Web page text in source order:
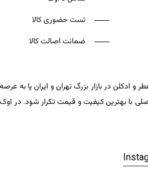
تست حضوری کالا
ضمانت اصالت کالا
ادکلن در بازار بزرگ تهران و ایران پا به
بهترین کیفیت و قیمت تکرار شود. در اوک™